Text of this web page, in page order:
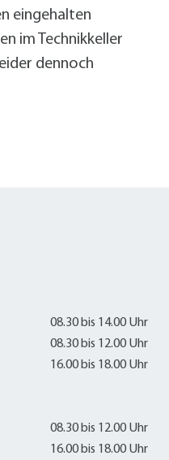
eingehalten
im Technikkeller
dennoch
08.30 bis 14.00 Uhr
08.30 bis 12.00 Uhr
16.00 bis 18.00 Uhr
08.30 bis 12.00 Uhr
16.00 bis 18.00 Uhr